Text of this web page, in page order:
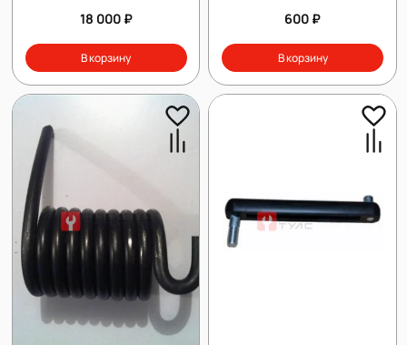
18 000 ₽
В корзину
600 ₽
В корзину